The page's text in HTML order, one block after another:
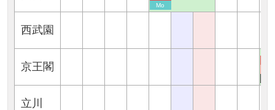
Mo
西武園
京王閣
立川